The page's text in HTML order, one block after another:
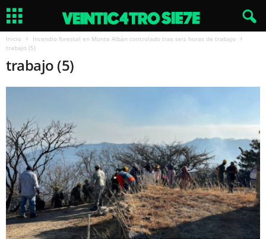
Inicio
Incendio forestal en Monte Albán controlado tras seis horas de trabajo
trabajo (5)
trabajo (5)